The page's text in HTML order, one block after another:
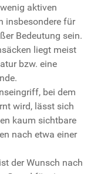
aktiven
insbesondere für
Bedeutung sein.
liegt meist
bzw. eine
bei dem
wird, lässt sich
kaum sichtbare
nach etwa einer
der Wunsch nach